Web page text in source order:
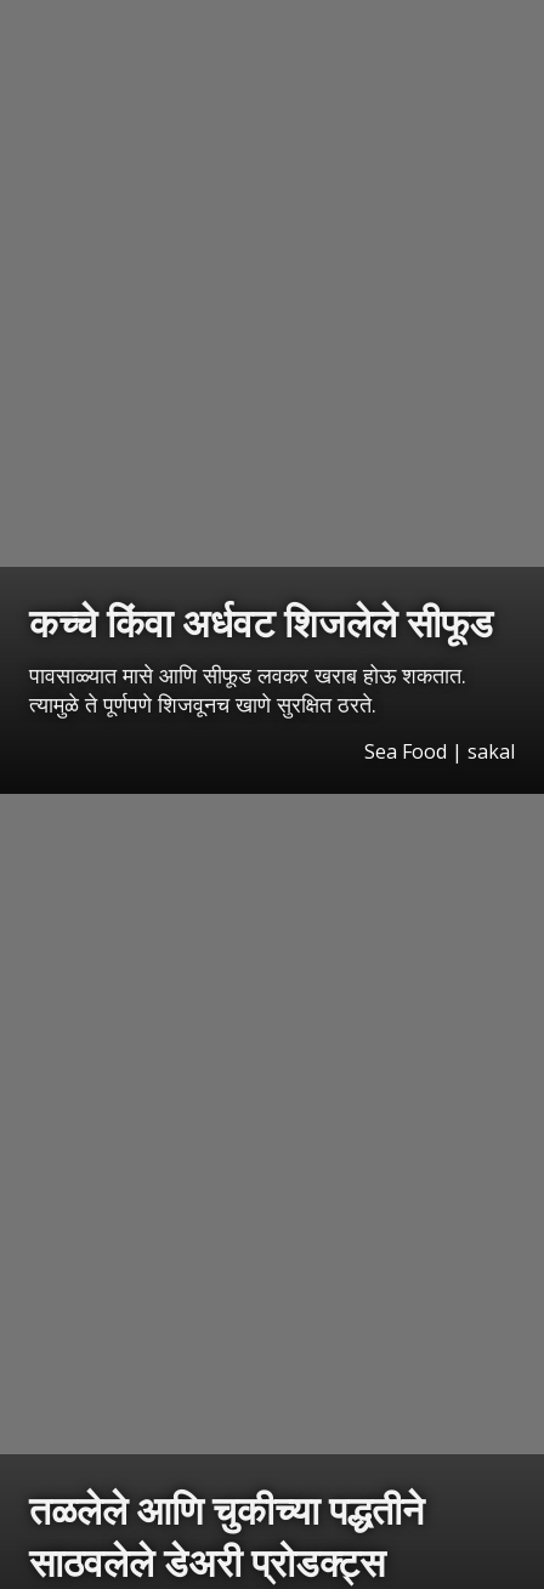
कच्चे किंवा अर्धवट शिजलेले सीफूड
पावसाळ्यात मासे आणि सीफूड लवकर खराब होऊ शकतात.
त्यामुळे ते पूर्णपणे शिजवूनच खाणे सुरक्षित ठरते.
Sea Food | sakal
तळलेले आणि चुकीच्या पद्धतीने
साठवलेले डेअरी प्रोडक्ट्स